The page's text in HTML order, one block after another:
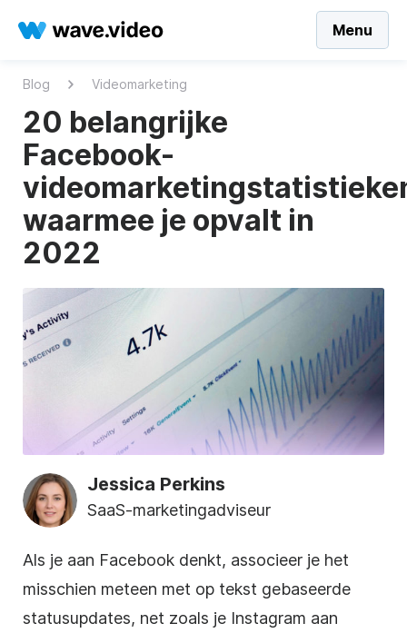
Menu
Blog Videomarketing
20 belangrijke
Facebook-
waarmee je opvalt in
2022
Jessica Perkins
SaaS-marketingadviseur
Als je aan Facebook denkt, associeer je het
misschien meteen met op tekst gebaseerde
statusupdates, net zoals je Instagram aan